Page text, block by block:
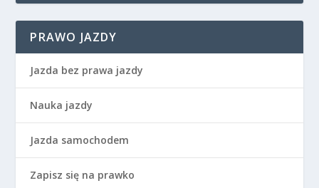
PRAWO JAZDY
Jazda bez prawa jazdy
Nauka jazdy
Jazda samochodem
Zapisz się na prawko